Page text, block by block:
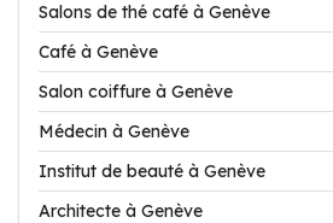
Salons de thé café à Genève
Café à Genève
Salon coiffure à Genève
Médecin à Genève
Institut de beauté à Genève
Architecte à Genève